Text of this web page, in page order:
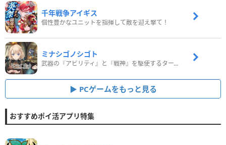
千年戦争アイギス
個性豊かなユニットを指揮して敵を迎え撃て！
ミナシゴノシゴト
武器の『アビリティ』と『戦神』を駆使するターン制コマンドバトルRPG！
PCゲームをもっと見る
おすすめポイ活アプリ特集